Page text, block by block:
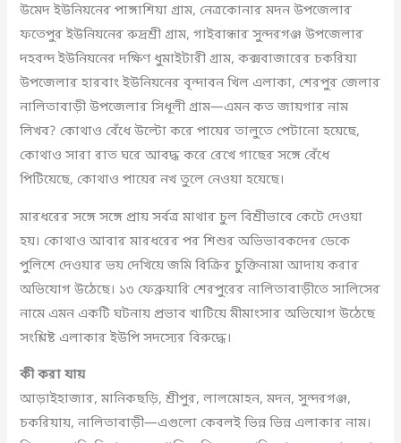
উমেদ ইউনিয়নের পাঙ্গাশিয়া গ্রাম, নেত্রকোনার মদন উপজেলার
ফতেপুর ইউনিয়নের রুদ্রশ্রী গ্রাম, গাইবান্ধার সুন্দরগঞ্জ উপজেলার
দহবন্দ ইউনিয়নের দক্ষিণ ধুমাইটারী গ্রাম, কক্সবাজারের চকরিয়া
উপজেলার হারবাং ইউনিয়নের বৃন্দাবন খিল এলাকা, শেরপুর জেলার
নালিতাবাড়ী উপজেলার সিধূলী গ্রাম—এমন কত জায়গার নাম
লিখব? কোথাও বেঁধে উল্টো করে পায়ের তালুতে পেটানো হয়েছে,
কোথাও সারা রাত ঘরে আবদ্ধ করে রেখে গাছের সঙ্গে বেঁধে
পিটিয়েছে, কোথাও পায়ের নখ তুলে নেওয়া হয়েছে।
মারধরের সঙ্গে সঙ্গে প্রায় সর্বত্র মাথার চুল বিশ্রীভাবে কেটে দেওয়া
হয়। কোথাও আবার মারধরের পর শিশুর অভিভাবকদের ডেকে
পুলিশে দেওয়ার ভয় দেখিয়ে জমি বিক্রির চুক্তিনামা আদায় করার
অভিযোগ উঠেছে। ১৩ ফেব্রুয়ারি শেরপুরের নালিতাবাড়ীতে সালিসের
নামে এমন একটি ঘটনায় প্রভাব খাটিয়ে মীমাংসার অভিযোগ উঠেছে
সংশ্লিষ্ট এলাকার ইউপি সদস্যের বিরুদ্ধে।
কী করা যায়
আড়াইহাজার, মানিকছড়ি, শ্রীপুর, লালমোহন, মদন, সুন্দরগঞ্জ,
চকরিয়ায়, নালিতাবাড়ী—এগুলো কেবলই ভিন্ন ভিন্ন এলাকার নাম।